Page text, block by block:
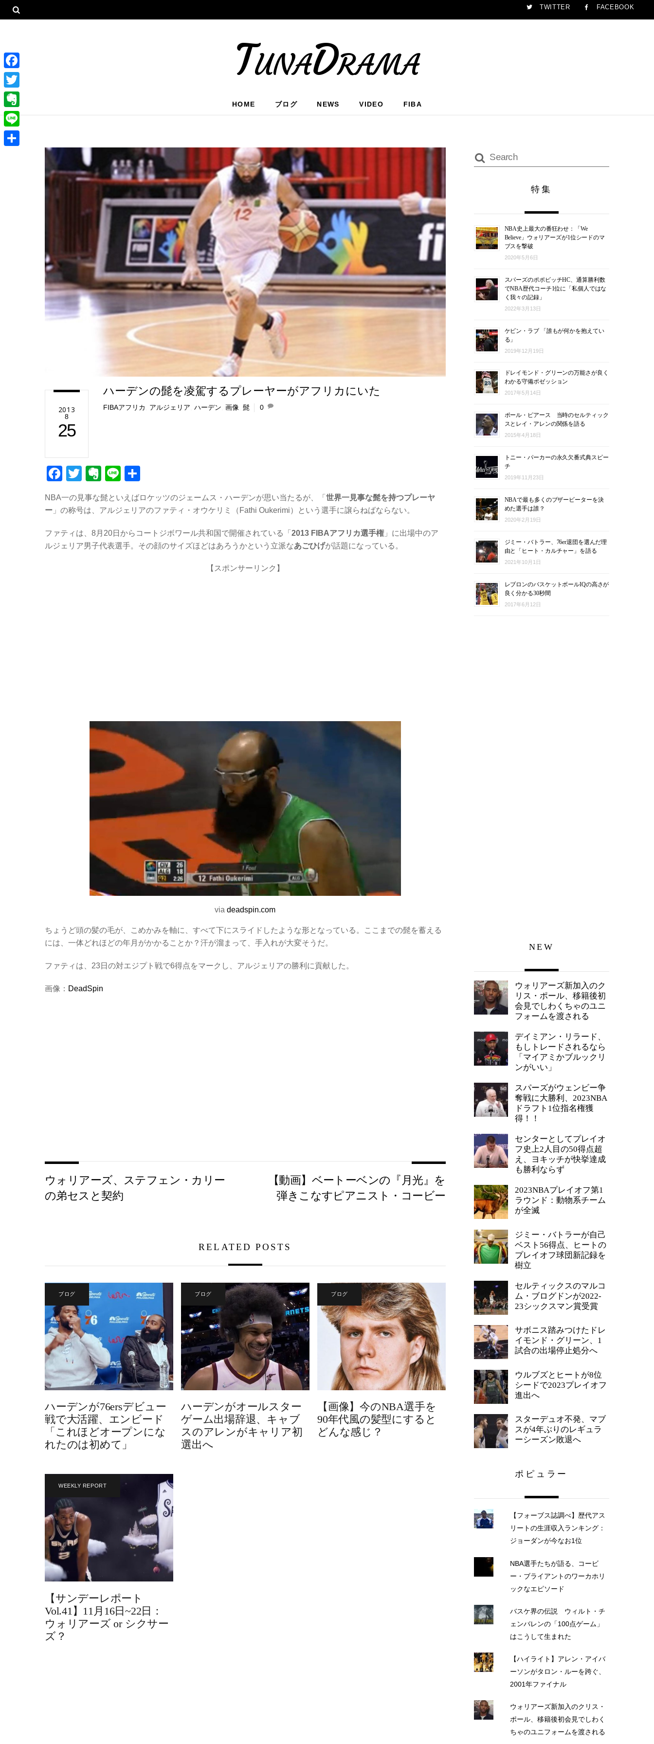
TWITTER FACEBOOK
TunaDrama
HOME ブログ NEWS VIDEO FIBA
2013
8
25
ハーデンの髭を凌駕するプレーヤーがアフリカにいた
FIBAアフリカ アルジェリア ,ハーデン ,画像 ,髭 0
F
c
b
o
T
tt
er
E
er
ot
e
Li
e
NBA一の見事な髭といえばロケッツのジェームス・ハーデンが思い当たるが、「 世界一見事な髭を持つプレーヤ
ー 」の称号は、アルジェリアのファティ・オウケリミ（Fathi Oukerimi）という選手に譲らねばならない。
ファティは、8月20日からコートジボワール共和国で開催されている「 2013 FIBAアフリカ選手権 」に出場中のア
ルジェリア男子代表選手。その顔のサイズほどはあろうかという立派なあごひげが話題になっている。
【スポンサーリンク】
viadeadspin.com
ちょうど頭の髪の毛が、こめかみを軸に、すべて下にスライドしたような形となっている。ここまでの髭を蓄える
には、一体どれほどの年月がかかることか？汗が溜まって、手入れが大変そうだ。
ファティは、23日の対エジプト戦で6得点をマークし、アルジェリアの勝利に貢献した。
画像： DeadSpin
ウォリアーズ、ステフェン・カリー
の弟セスと契約
【動画】ベートーベンの『月光』を
弾きこなすピアニスト・コービー
RELATED POSTS
ブログ
ハーデンが76ersデビュー
戦で大活躍、エンビード
「これほどオープンにな
れたのは初めて」
ブログ
ハーデンがオールスター
ゲーム出場辞退、キャブ
スのアレンがキャリア初
選出へ
ブログ
【画像】今のNBA選手を
90年代風の髪型にすると
どんな感じ？
WEEKLY REPORT
【サンデーレポート
Vol.41】11月16日~22日：
ウォリアーズ or シクサー
ズ？
特集
NBA史上最大の番狂わせ：「We
Believe」ウォリアーズが1位シードのマ
ブスを撃破
2020年5月6日
スパーズのポポビッチHC、通算勝利数
でNBA歴代コーチ1位に「私個人ではな
く我々の記録」
2022年3月13日
ケビン・ラブ 「誰もが何かを抱えてい
る」
2019年12月19日
ドレイモンド・グリーンの万能さが良く
わかる守備ポゼッション
2017年5月14日
ポール・ピアース 当時のセルティック
スとレイ・アレンの関係を語る
2015年4月18日
トニー・パーカーの永久欠番式典スピー
チ
2019年11月23日
NBAで最も多くのブザービーターを決
めた選手は誰？
2020年2月19日
ジミー・バトラー、76er退団を選んだ理
由と「ヒート・カルチャー」を語る
2021年10月1日
レブロンのバスケットボールIQの高さが
良く分かる30秒間
2017年6月12日
NEW
ウォリアーズ新加入のク
リス・ポール、移籍後初
会見でしわくちゃのユニ
フォームを渡される
デイミアン・リラード、
もしトレードされるなら
「マイアミかブルックリ
ンがいい」
スパーズがウェンビー争
奪戦に大勝利、2023NBA
ドラフト1位指名権獲
得！！
センターとしてプレイオ
フ史上2人目の50得点超
え、ヨキッチが快挙達成
も勝利ならず
2023NBAプレイオフ第1
ラウンド：動物系チーム
が全滅
ジミー・バトラーが自己
ベスト56得点、ヒートの
プレイオフ球団新記録を
樹立
セルティックスのマルコ
ム・ブログドンが2022-
23シックスマン賞受賞
サボニス踏みつけたドレ
イモンド・グリーン、1
試合の出場停止処分へ
ウルブズとヒートが8位
シードで2023プレイオフ
進出へ
スターデュオ不発、マブ
スが4年ぶりのレギュラ
ーシーズン敗退へ
ポピュラー
【フォーブス誌調べ】歴代アス
リートの生涯収入ランキング：
ジョーダンが今なお1位
NBA選手たちが語る、コービ
ー・ブライアントのワーカホリ
ックなエピソード
バスケ界の伝説 ウィルト・チ
ェンバレンの「100点ゲーム」
はこうして生まれた
【ハイライト】アレン・アイバ
ーソンがタロン・ルーを跨ぐ、
2001年ファイナル
ウォリアーズ新加入のクリス・
ポール、移籍後初会見でしわく
ちゃのユニフォームを渡される
F
a
c
e
b
T
w
i
E
v
e
L